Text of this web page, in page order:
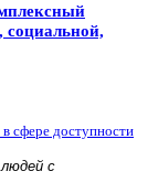
социальной,
сфере доступности
с